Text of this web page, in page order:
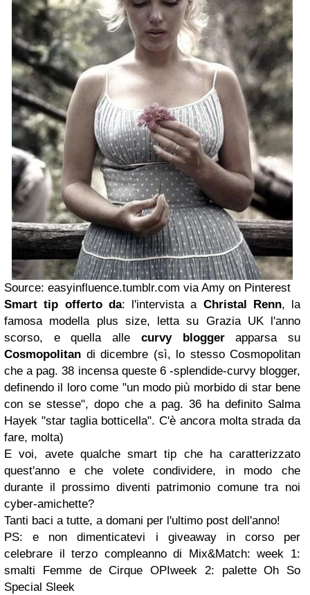
Source: easyinfluence.tumblr.com via Amy on Pinterest
Smart tip offerto da: l'intervista a Christal Renn, la
famosa modella plus size, letta su Grazia UK l'anno
scorso, e quella alle curvy bloggerapparsa su
Cosmopolitan di dicembre (sì, lo stesso Cosmopolitan
che a pag. 38 incensa queste 6 -splendide-curvy blogger,
definendo il loro come "un modo più morbido di star bene
con se stesse", dopo che a pag. 36 ha definito Salma
Hayek "star taglia botticella". C'è ancora molta strada da
fare, molta)
E voi, avete qualche smart tip che ha caratterizzato
quest'anno e che volete condividere, in modo che
durante il prossimo diventi patrimonio comune tra noi
cyber-amichette?
Tanti baci a tutte, a domani per l'ultimo post dell'anno!
PS: e non dimenticatevi i giveaway in corso per
celebrare il terzo compleanno di Mix&Match: week 1:
smalti Femme de Cirque OPIweek 2: palette Oh So
Special Sleek